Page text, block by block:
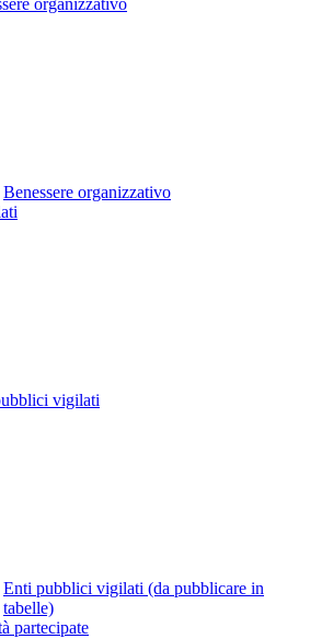
organizzativo
Benessere organizzativo
vigilati
Enti pubblici vigilati (da pubblicare in
tabelle)
partecipate